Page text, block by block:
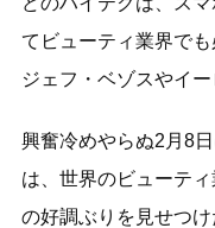
てビューティ業界で
ジェフ・ベゾスやイ
興奮冷めやらぬ2月8
は、世界のビューテ
の好調ぶりを見せつ